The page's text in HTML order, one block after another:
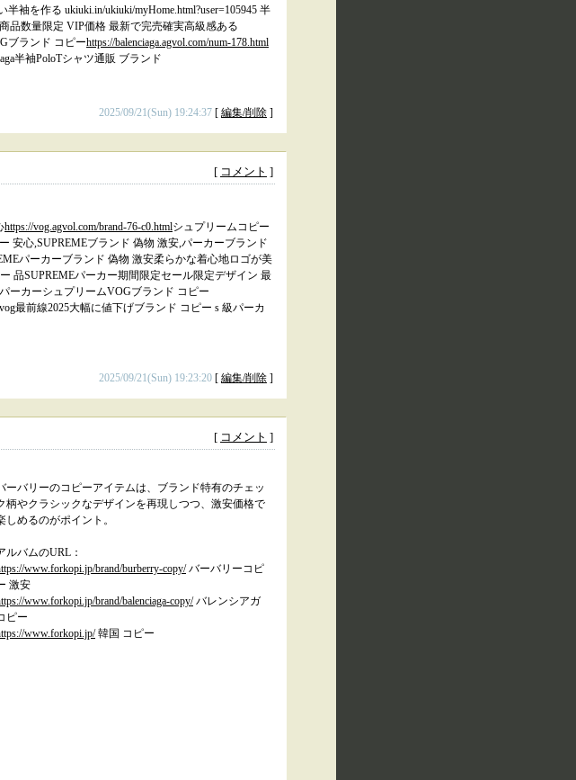
袖を作る ukiuki.in/ukiuki/myHome.html?user=105945 半
品数量限定 VIP価格 最新で完売確実高級感ある
ブランド コピーhttps://balenciaga.agvol.com/num-178.html
半袖PoloTシャツ通販 ブランド
2025/09/21(Sun) 19:24:37 [ 編集/削除 ]
[ コメント ]
https://vog.agvol.com/brand-76-c0.html シュプリームコピー
安心,SUPREMEブランド 偽物 激安,パーカーブランド
パーカーブランド 偽物 激安柔らかな着心地ロゴが美
品SUPREMEパーカー期間限定セール限定デザイン 最
ーカーシュプリームVOGブランド コピー
最前線2025大幅に値下げブランド コピー s 級パーカ
2025/09/21(Sun) 19:23:20 [ 編集/削除 ]
[ コメント ]
ーバリーのコピーアイテムは、ブランド特有のチェッ
柄やクラシックなデザインを再現しつつ、激安価格で
しめるのがポイント。
ルバムのURL：
www.forkopi.jp/brand/burberry-copy/バーバリーコピ
激安
www.forkopi.jp/brand/balenciaga-copy/バレンシアガ
ピー
www.forkopi.jp/韓国 コピー